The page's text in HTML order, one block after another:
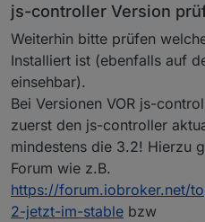
js-controller Version
Weiterhin bitte prüfen
Installiert ist (ebenfalls auf
einsehbar).
Bei Versionen VOR js-
zuerst den js-controller
mindestens die 3.2! Hierzu
Forum wie z.B.
https://forum.iobroker.net/
2-jetzt-im-stable bzw